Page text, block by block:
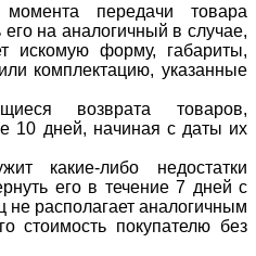
передачи товара
его на аналогичный в случае,
искомую форму, габариты,
комплектацию, указанные
возврата товаров,
10 дней, начиная с даты их
какие-либо недостатки
его в течение 7 дней с
не располагает аналогичным
стоимость покупателю без